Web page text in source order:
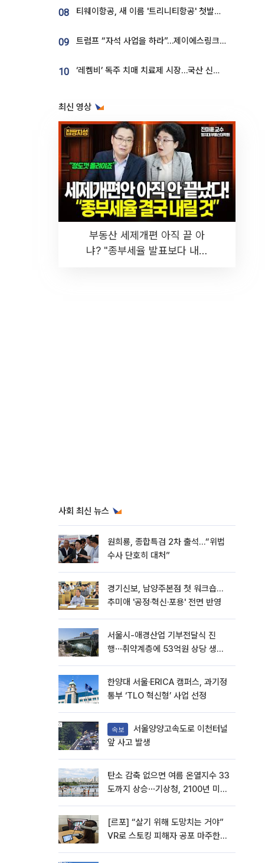
08 티웨이항공, 새 이름 '트리니티항공' 첫발…SSC 전략 본격화
09 트럼프 “자석 사업을 하라”…제이에스링크, 비중국 영구자석 공급망 구축 속도
10 ‘레켐비’ 독주 치매 치료제 시장…국산 신약 등장하나
최신 영상
부동산 세제개편 아직 끝 아
냐? "종부세율 발표보다 내릴
사회 최신 뉴스
원희룡, 종합특검 2차 출석…“위법
수사 단호히 대처”
경기신보, 남양주본점 첫 워크숍…
추미애 '공정·혁신·포용' 전면 반영
서울시-애경산업 기부전달식 진
행⋯취약계층에 53억원 상당 생활
한양대 서울·ERICA 캠퍼스, 과기정
통부 ‘TLO 혁신형’ 사업 선정
속보
앞 사고 발생
탄소 감축 없으면 여름 온열지수 33
도까지 상승⋯기상청, 2100년 미래
[르포] “살기 위해 도망치는 거야”
VR로 스토킹 피해자 공포 마주한